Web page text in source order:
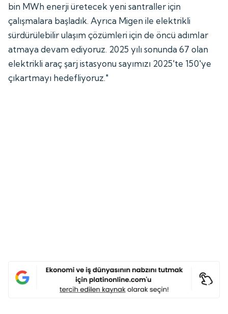
bin MWh enerji üretecek yeni santraller için
çalışmalara başladık. Ayrıca Migen ile elektrikli
sürdürülebilir ulaşım çözümleri için de öncü adımlar
atmaya devam ediyoruz. 2025 yılı sonunda 67 olan
elektrikli araç şarj istasyonu sayımızı 2025'te 150'ye
çıkartmayı hedefliyoruz."